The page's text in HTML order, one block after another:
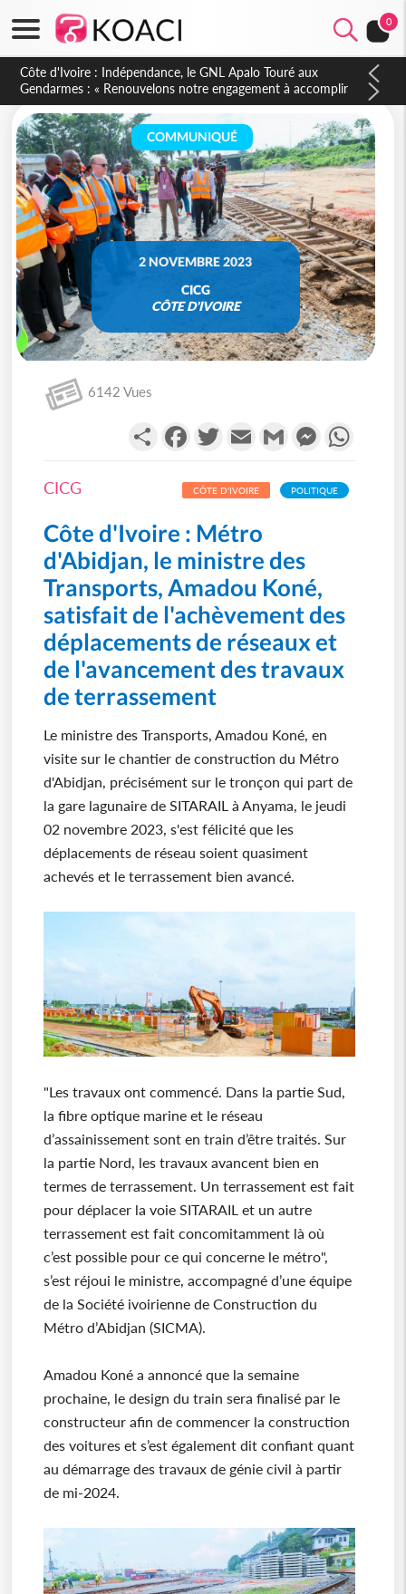
0
Sierra Leone : Un projet de réforme constitutionnelle en
gestation, points clés des amendements, un exclu d'avance
COMMUNIQUÉ
2 NOVEMBRE 2023
CICG
CÔTE D'IVOIRE
6142 Vues
PartagerFacebookTwitterEmail Gmail Messenger
CICG CÔTE D'IVOIRE POLITIQUE
Côte d'Ivoire : Métro
d'Abidjan, le ministre des
Transports, Amadou Koné,
satisfait de l'achèvement des
déplacements de réseaux et
de l'avancement des travaux
de terrassement
Le ministre des Transports, Amadou Koné, en
visite sur le chantier de construction du Métro
d'Abidjan, précisément sur le tronçon qui part de
la gare lagunaire de SITARAIL à Anyama, le jeudi
02 novembre 2023, s'est félicité que les
déplacements de réseau soient quasiment
achevés et le terrassement bien avancé.
"Les travaux ont commencé. Dans la partie Sud,
la fibre optique marine et le réseau
d’assainissement sont en train d’être traités. Sur
la partie Nord, les travaux avancent bien en
termes de terrassement. Un terrassement est fait
pour déplacer la voie SITARAIL et un autre
terrassement est fait concomitamment là où
c’est possible pour ce qui concerne le métro",
s’est réjoui le ministre, accompagné d’une équipe
de la Société ivoirienne de Construction du
Métro d’Abidjan (SICMA).
Amadou Koné a annoncé que la semaine
prochaine, le design du train sera finalisé par le
constructeur afin de commencer la construction
des voitures et s’est également dit confiant quant
au démarrage des travaux de génie civil à partir
de mi-2024.